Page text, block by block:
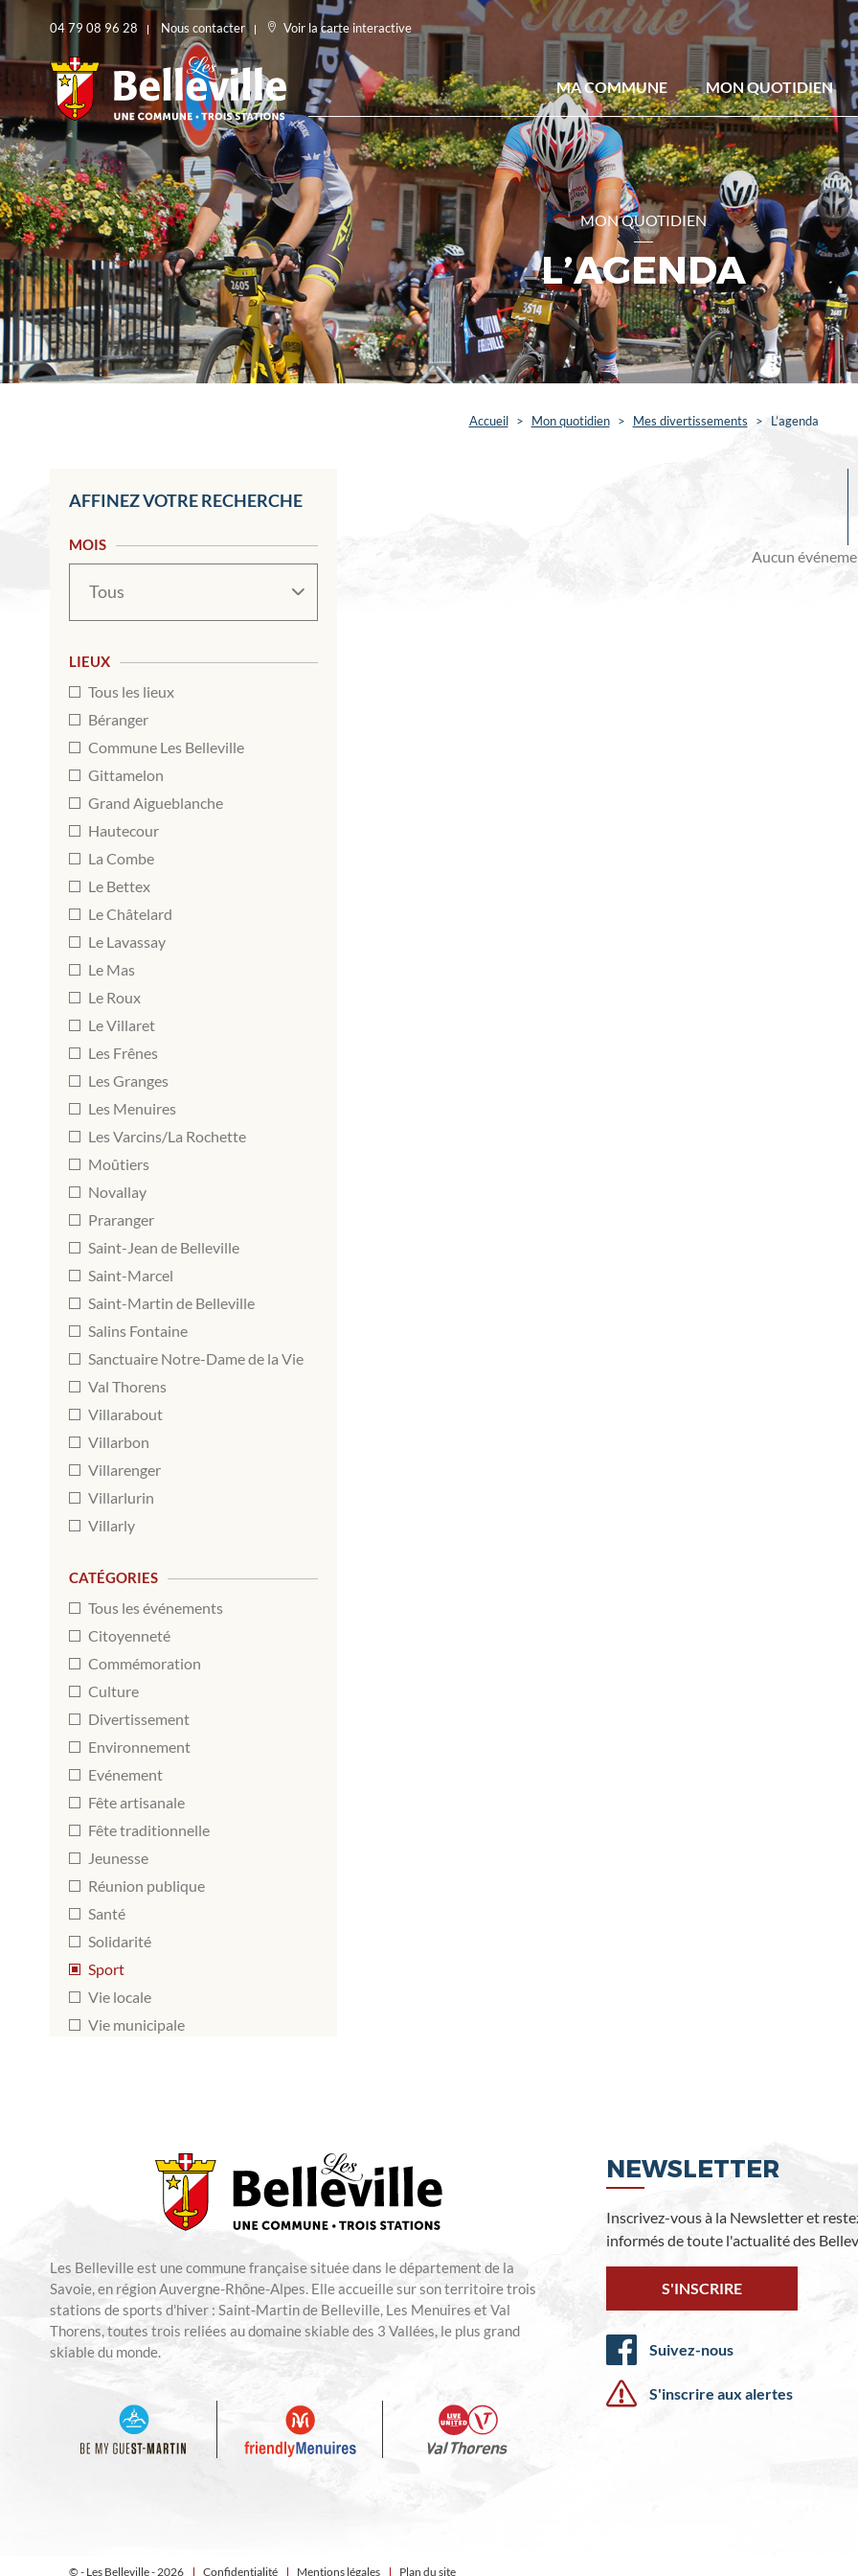
04 79 08 96 28 Nous contacter Voir la carte interactive
MA COMMUNE MON QUOTIDIEN
MON QUOTIDIEN
L’AGENDA
Accueil > Mon quotidien > Mes divertissements > L’agenda
Aucun
AFFINEZ VOTRE RECHERCHE
MOIS
LIEUX
Tous les lieux
Béranger
Commune Les Belleville
Gittamelon
Grand Aigueblanche
Hautecour
La Combe
Le Bettex
Le Châtelard
Le Lavassay
Le Mas
Le Roux
Le Villaret
Les Frênes
Les Granges
Les Menuires
Les Varcins/La Rochette
Moûtiers
Novallay
Praranger
Saint-Jean de Belleville
Saint-Marcel
Saint-Martin de Belleville
Salins Fontaine
Sanctuaire Notre-Dame de la Vie
Val Thorens
Villarabout
Villarbon
Villarenger
Villarlurin
Villarly
CATÉGORIES
Tous les événements
Citoyenneté
Commémoration
Culture
Divertissement
Environnement
Evénement
Fête artisanale
Fête traditionnelle
Jeunesse
Réunion publique
Santé
Solidarité
Sport
Vie locale
Vie municipale
Les Belleville est une commune française située dans le département de la
Savoie, en région Auvergne-Rhône-Alpes. Elle accueille sur son territoire trois
stations de sports d'hiver : Saint-Martin de Belleville, Les Menuires et Val
Thorens, toutes trois reliées au domaine skiable des 3 Vallées, le plus grand
skiable du monde.
NEWSLETTER
Inscrivez-vous à la Newsletter et
informés de toute l'actualité des
S'INSCRIRE
Suivez-nous
S'inscrire aux alertes
© - Les Belleville - 2026 Confidentialité Mentions légales Plan du site